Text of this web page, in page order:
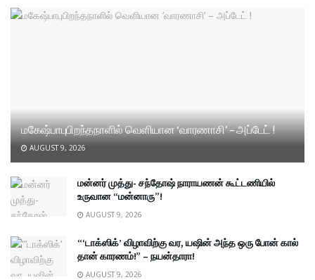
மகேஷ்பாபுபிறந்தநாளில் வெளியான ‘வாரணாசி’ – அப்டேட் !
AUGUST 9, 2026
மன்னர் முத்து- சந்தோஷ் நாராயணன் கூட்டணியில்
உருவான “மன்னாரு”!
AUGUST 9, 2026
“‘டாக்ஸிக்’ விழாவிற்கு வர, யஷின் அந்த ஒரு போன் கால்
தான் காரணம்!” – நயன்தாரா!
AUGUST 9, 2026